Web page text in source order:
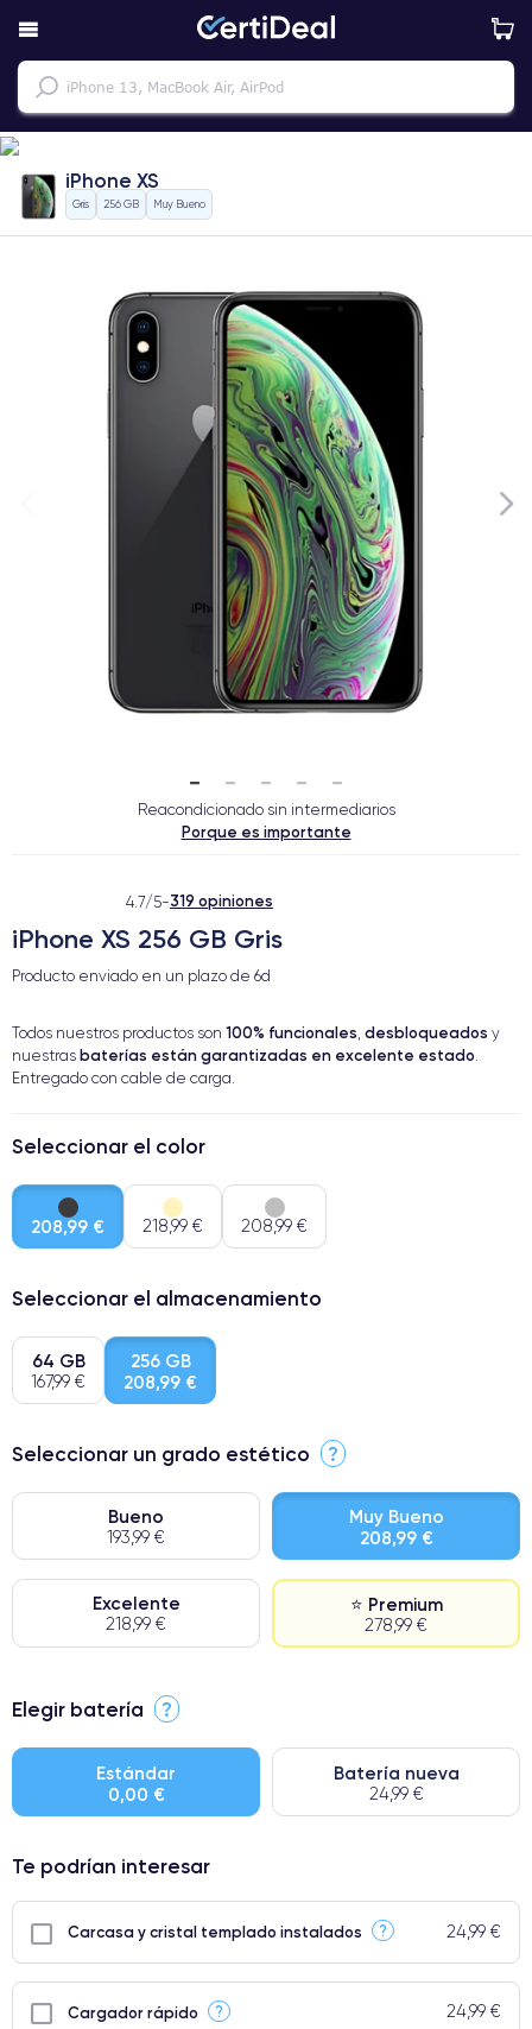
iPhone XS
Gris 256 GB Muy Bueno
Reacondicionado sin intermediarios
Porque es importante
4.7/5-319 opiniones
iPhone XS 256 GB Gris
Producto enviado en un plazo de 6d
Todos nuestros productos son 100% funcionales, desbloqueados y
nuestras baterías están garantizadas en excelente estado.
Entregado con cable de carga.
Seleccionar el color
208,99 € 218,99 € 208,99 €
Seleccionar el almacenamiento
64 GB
167,99 €
256 GB
208,99 €
Seleccionar un grado estético ?
Bueno
193,99 €
Muy Bueno
208,99 €
Excelente
218,99 €
⭐ Premium
278,99 €
⭐ Premium
● Batería: uso intensivo.
● Solo el 5% de nuestros teléfonos tienen una categoría Premium.
Elegir batería ?
Estándar
0,00 €
Batería nueva
24,99 €
Te podrían interesar
Carcasa y cristal templado instalados ? 24,99 €
Cargador rápido ? 24,99 €